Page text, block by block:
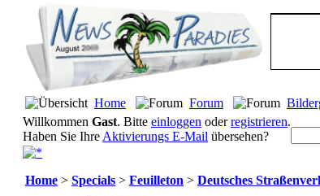
Home Forum
Willkommen Gast. Bitte einloggen oderregistrieren.
Haben Sie Ihre Aktivierungs E-Mail übersehen?
Home > Specials > Feuilleton > Deutsches